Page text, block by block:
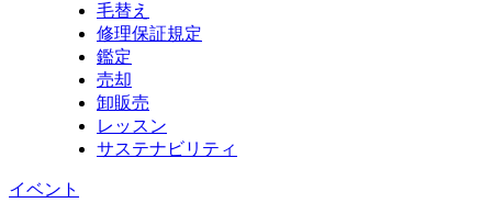
毛替え
修理保証規定
鑑定
売却
卸販売
レッスン
サステナビリティ
イベント